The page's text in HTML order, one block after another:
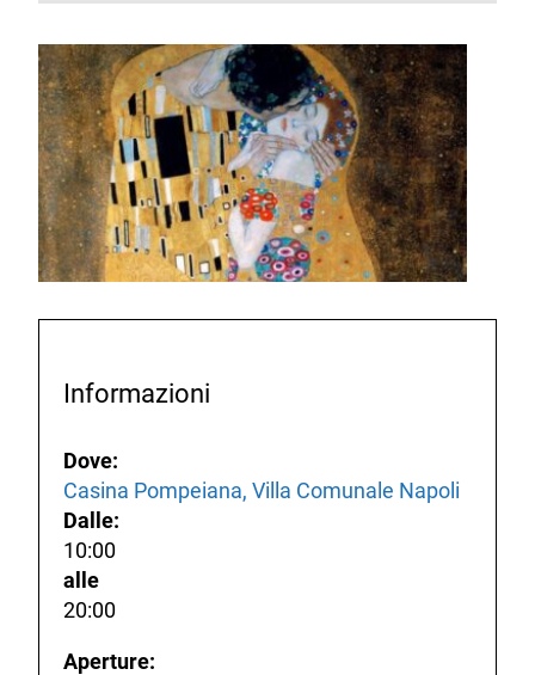
Informazioni
Dove:
Casina Pompeiana, Villa Comunale Napoli
Dalle:
10:00
alle
20:00
Aperture: